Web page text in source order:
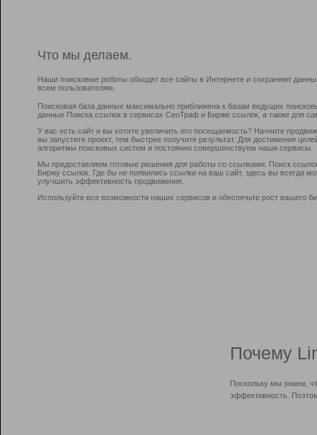
Что мы делаем.
Наши поисковые роботы обходят все сайты в Интернете и сохраняют
всем пользователям.
Поисковая база данных максимально приближена к базам ведущих
данные Поиска ссылок в сервисах СеоТраф и Бирже ссылок, а также для
У вас есть сайт и вы хотите увеличить его посещаемость? Начните
вы запустите проект, тем быстрее получите результат. Для достижения
алгоритмы поисковых систем и постоянно совершенствуем наши сервисы.
Мы предоставляем готовые решения для работы со ссылками: Поиск
Биржу ссылок. Где бы не появились ссылки на ваш сайт, здесь вы всегда
улучшить эффективность продвижения.
Используйте все возможности наших сервисов и обеспечьте рост вашего
Почему
Поскольку мы знаем,
эффективность.